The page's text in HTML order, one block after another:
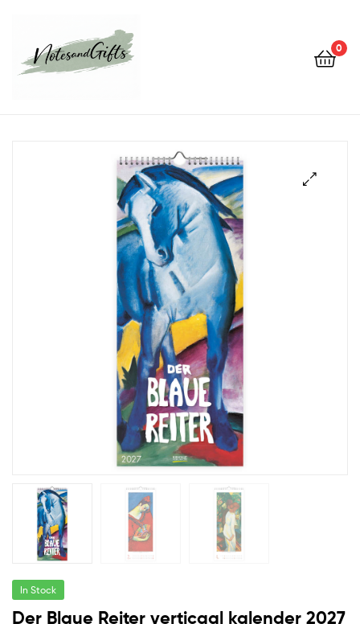
0
In Stock
Der Blaue Reiter verticaal kalender 2027